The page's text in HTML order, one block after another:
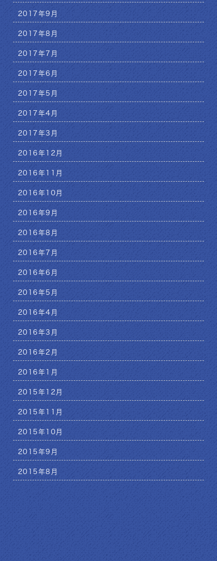
2017年9月
2017年8月
2017年7月
2017年6月
2017年5月
2017年4月
2017年3月
2016年12月
2016年11月
2016年10月
2016年9月
2016年8月
2016年7月
2016年6月
2016年5月
2016年4月
2016年3月
2016年2月
2016年1月
2015年12月
2015年11月
2015年10月
2015年9月
2015年8月